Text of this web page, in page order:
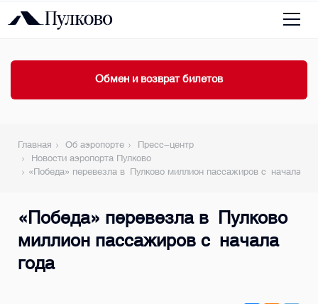
Обмен и возврат билетов
Главная Об аэропорте
Пресс-центр
Новости аэропорта Пулково
«Победа» перевезла в Пулково миллион пассажиров с начала
«Победа» перевезла в Пулково
миллион пассажиров с начала
года